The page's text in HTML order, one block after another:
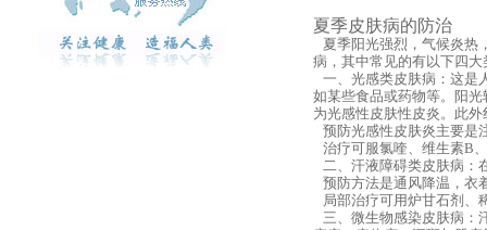
夏季皮肤病的防治
夏季阳光强烈，气候炎热
病，其中常见的有以下四
一、光感类皮肤病：这是
如某些食品或药物等。阳
为光感性皮肤性皮炎。此
预防光感性皮肤炎主要是
治疗可服氯喹、维生素B
二、汗液障碍类皮肤病：
预防方法是通风降温，衣
局部治疗可用炉甘石剂、
三、微生物感染皮肤病：